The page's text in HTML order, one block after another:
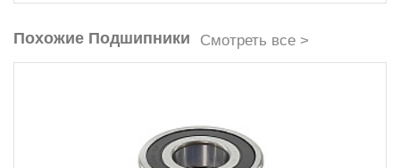
Похожие Подшипники Смотреть все >